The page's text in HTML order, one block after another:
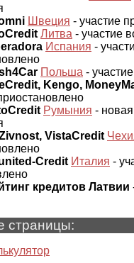
Швеция - участие
Литва - участие
Испания -
Польша -
Kengo,
Румыния -
VistaCredit
Credit Италия -
кредитов Латвии
страницы: